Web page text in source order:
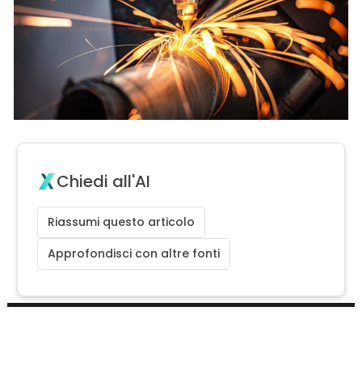
Chiedi all'AI
Riassumi questo articolo
Approfondisci con altre fonti